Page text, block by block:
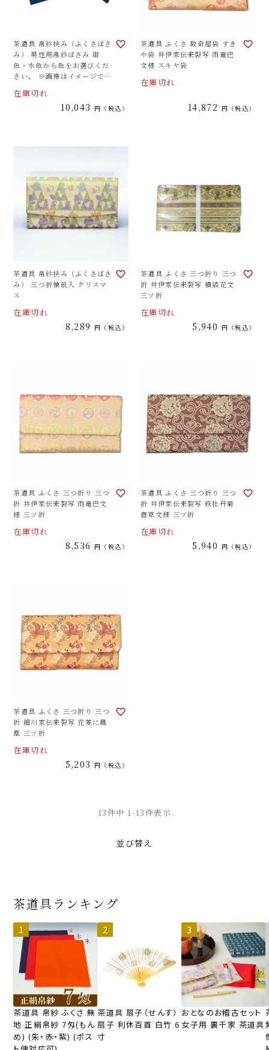
茶道具 帛紗挟み（ふくさばさ
み） 男性用帛紗ばさみ 紺
色・水色から色をお選びくだ
さい。 ※画像はイメージで
在庫切れ
10,043 税込
茶道具 ふくさ 数奇屋袋 すき
や袋 井伊家伝来裂写 雨竜巴
文様 スキヤ袋
在庫切れ
14,872 税込
茶道具 帛紗挟み（ふくさばさ
み） 三つ折懐紙入 クリスマ
ス
在庫切れ
8,289 税込
茶道具 ふくさ 三つ折り 三つ
折 井伊家伝来裂写 横縞花文
三ツ折
在庫切れ
5,940 税込
茶道具 ふくさ 三つ折り 三つ
折 井伊家伝来裂写 雨竜巴文
様 三ツ折
在庫切れ
8,536 税込
茶道具 ふくさ 三つ折り 三つ
折 井伊家伝来裂写 萩牡丹菊
唐草文様 三ツ折
在庫切れ
5,940 税込
茶道具 ふくさ 三つ折り 三つ
折 細川家伝来裂写 花菱に鳳
凰 三ツ折
在庫切れ
5,203 税込
並び替え
13件中 1-13件表示
茶道具ランキング
茶道具 帛紗 ふくさ 無
地 正絹帛紗 7匁(もん
め) (朱・赤・紫) (ポス
茶道具 扇子（せんす）
扇子 利休百首 白竹 6
寸
おとなのお稽古セット
女子用 裏千家 茶道具